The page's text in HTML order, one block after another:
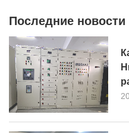
Последние новости